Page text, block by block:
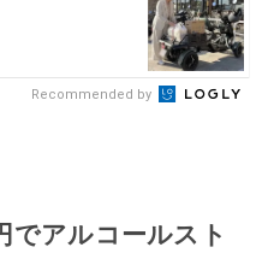
Recommended by
でアルコールスト